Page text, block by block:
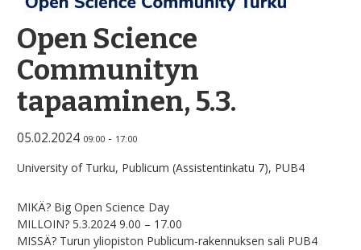
Open Science
Communityn
tapaaminen, 5.3.
05.02.2024 09:00 - 17:00
University of Turku, Publicum (Assistentinkatu 7), PUB4
MIKÄ? Big Open Science Day
MILLOIN? 5.3.2024 9.00 – 17.00
MISSÄ? Turun yliopiston Publicum-rakennuksen sali PUB4